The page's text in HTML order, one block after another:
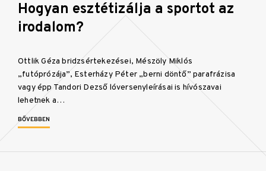
Hogyan esztétizálja a sportot az
irodalom?
Ottlik Géza bridzsértekezései, Mészöly Miklós
„futóprózája”, Esterházy Péter „berni döntő” parafrázisa
vagy épp Tandori Dezső lóversenyleírásai is hívószavai
lehetnek a…
BŐVEBBEN